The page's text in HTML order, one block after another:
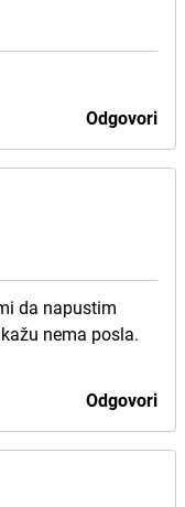
Odgovori
da napustim
nema posla.
Odgovori